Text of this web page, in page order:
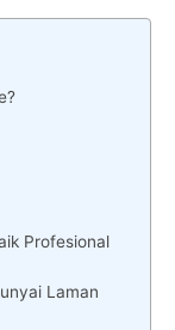
Profesional
Laman